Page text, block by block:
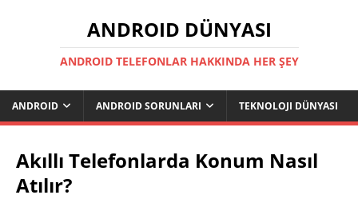
ANDROID DÜNYASI
ANDROID TELEFONLAR HAKKINDA HER ŞEY
ANDROID ANDROID SORUNLARI TEKNOLOJI DÜNYASI
Akıllı Telefonlarda Konum Nasıl
Atılır?